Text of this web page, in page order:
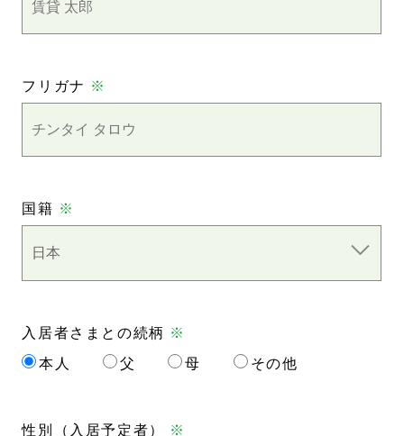
フリガナ ※
国籍 ※
入居者さまとの続柄 ※
本人
父 母 その他
性別（入居予定者） ※